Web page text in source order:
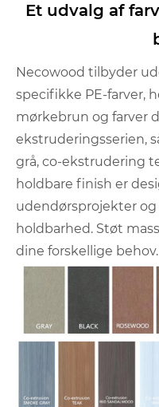
Et udvalg af
Necowood tilbyder
specifikke PE-farver,
mørkebrun og farver
ekstruderingsserien,
grå, co-ekstrudering
holdbare finish er
udendørsprojekter
holdbarhed. Støt
dine forskellige behov.